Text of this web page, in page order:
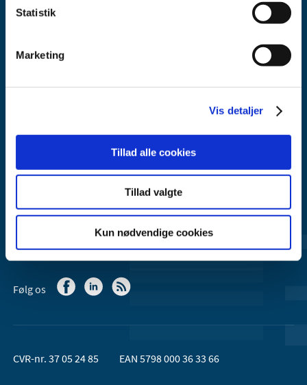
Statistik
Marketing
Vis detaljer
Tillad alle cookies
Tillad valgte
Kun nødvendige cookies
Lægemiddelstyrelsen
Sundheds- og Kirkeministeriet.
44 88 95 95 (kl. 9 - 15)
Følg os
CVR-nr. 37 05 24 85 EAN 5798 000 36 33 66